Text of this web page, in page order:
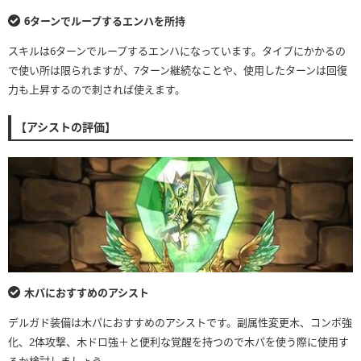
6ターンでループするエンハを所持
スキルは6ターンでループするエンハになっています。タイプにかかるの
で使い所は限られますが、7ターン継続なことや、使用したターンは回復
力も上昇するので刺されば使えます。
【アシストの評価】
木パにおすすめのアシスト
デルガド装備は木パにおすすめのアシストです。副属性変更木、コンボ強
化、2体攻撃、木ドロ強＋と便利な覚醒を持つので木パを使う際に使用す